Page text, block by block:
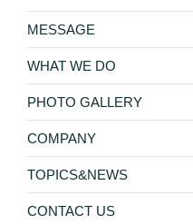
MESSAGE
WHAT WE DO
PHOTO GALLERY
COMPANY
TOPICS&NEWS
CONTACT US